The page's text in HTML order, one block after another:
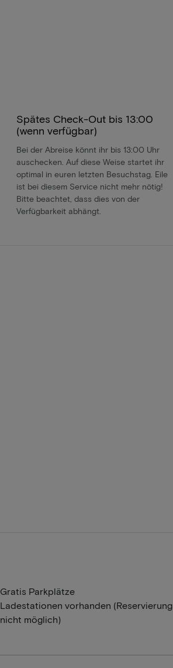
Spätes Check-Out bis 13:00
(wenn verfügbar)
Bei der Abreise könnt ihr bis 13:00 Uhr
auschecken. Auf diese Weise startet ihr
optimal in euren letzten Besuchstag. Eile
ist bei diesem Service nicht mehr nötig!
Bitte beachtet, dass dies von der
Verfügbarkeit abhängt.
Gratis Parkplätze
Ladestationen vorhanden (Reservierung
nicht möglich)